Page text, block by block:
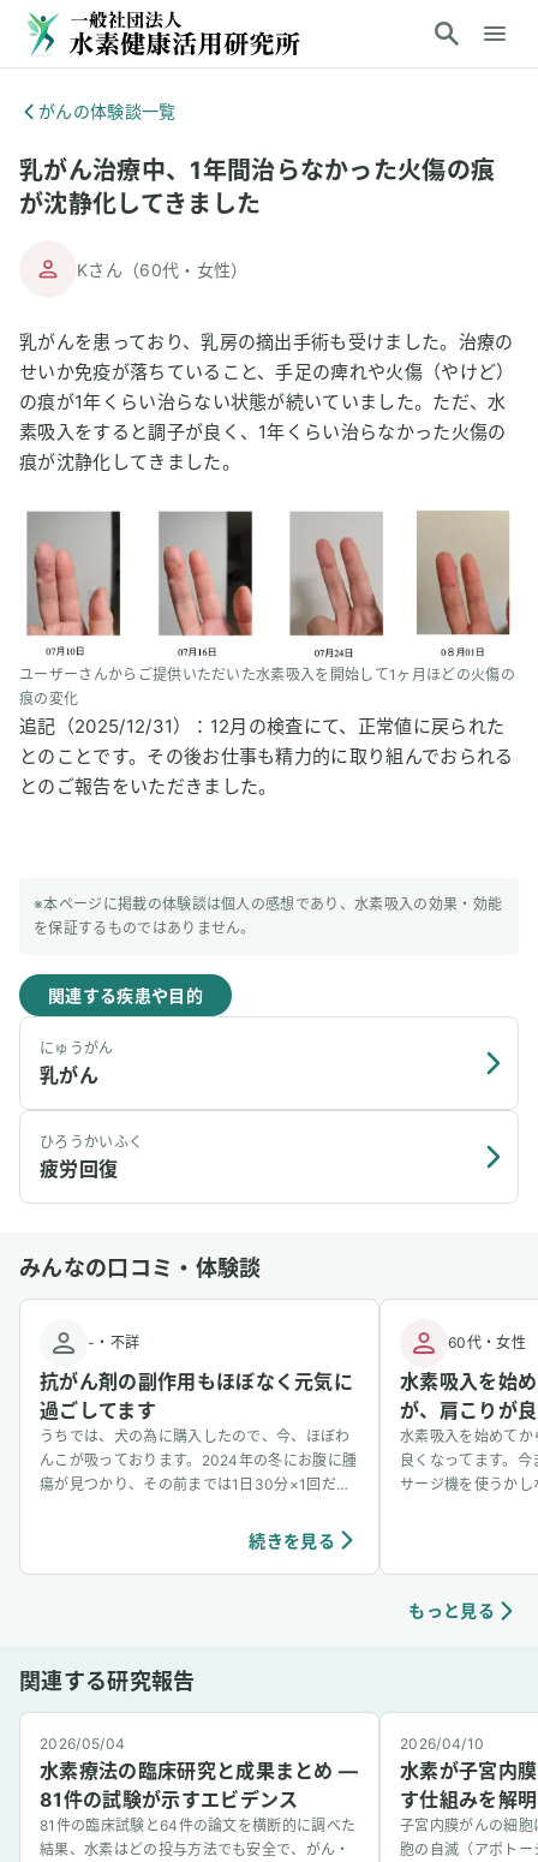
がんの体験談一覧
乳がん治療中、1年間治らなかった火傷の痕
が沈静化してきました
Kさん （60代 ・ 女性）
乳がんを患っており、乳房の摘出手術も受けました。治療の
せいか免疫が落ちていること、手足の痺れや火傷（やけど）
の痕が1年くらい治らない状態が続いていました。ただ、水
素吸入をすると調子が良く、1年くらい治らなかった火傷の
痕が沈静化してきました。
ユーザーさんからご提供いただいた水素吸入を開始して1ヶ月ほどの火傷の
痕の変化
追記（2025/12/31）：12月の検査にて、正常値に戻られた
とのことです。その後お仕事も精力的に取り組んでおられる
とのご報告をいただきました。
※本ページに掲載の体験談は個人の感想であり、水素吸入の効果・効能
を保証するものではありません。
関連する疾患や目的
にゅうがん
乳がん
ひろうかいふく
疲労回復
みんなの口コミ・体験談
- ・ 不詳
抗がん剤の副作用もほぼなく元気に
過ごしてます
うちでは、犬の為に購入したので、今、ほぼわ
んこが吸っております。2024年の冬にお腹に腫
瘍が見つかり、その前までは1日30分×1回だっ
す。今のところ、抗がん剤の副作用もほぼなく
の間でも水素吸入が当たり前のことのように広
続きを見る
60代・女性
水素吸入を始
が、肩こりが
水素吸入を始めて
良くなってます。
サージ機を使うか
もっと見る
関連する研究報告
2026/05/04
水素療法の臨床研究と成果まとめ —
81件の試験が示すエビデンス
81件の臨床試験と64件の論文を横断的に調べた
結果、水素はどの投与方法でも安全で、がん・
2026/04/10
水素が子宮内
す仕組みを解明
子宮内膜がんの細
胞の自滅（アポト